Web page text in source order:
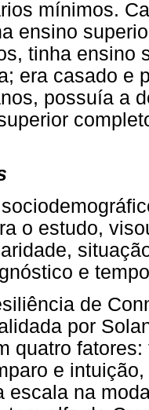
mínimos.
ensino
tinha ensino
era casado e
possuía a
o estudo,
e
de
por
quatro
e
escala na